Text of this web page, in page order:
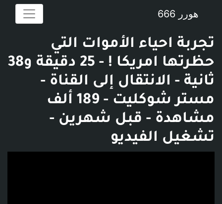
هورر 666
تجربة احياء الأموات التي
حظرتها امريكا ! - 25 دقيقة و38
ثانية - الانتقال إلى القناة -
مستر شوكليت - 189 ألف
مشاهدة - قبل شهرين -
تشغيل الفيديو